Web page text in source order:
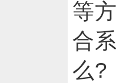
等
合
么